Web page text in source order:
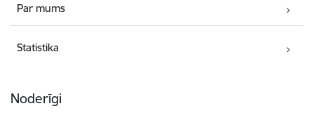
Par mums
Statistika
Noderīgi